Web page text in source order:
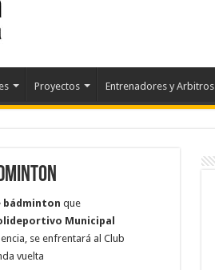
Proyectos Entrenadores y Arbitros
bádminton que
Municipal
se enfrentará al Club
vuelta